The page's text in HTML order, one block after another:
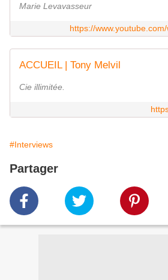
Marie Levavasseur
https://
ACCUEIL | Tony Melvil
Cie illimitée.
#Interviews
Partager